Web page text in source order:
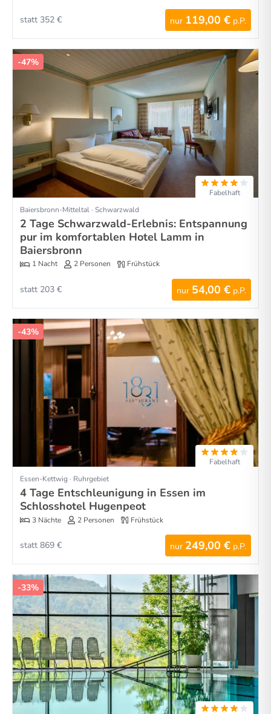
nur 119,00 € p.P.
statt 352 €
-47%
Fabelhaft
Baiersbronn-Mitteltal · Schwarzwald
2 Tage Schwarzwald-Erlebnis: Entspannung
pur im komfortablen Hotel Lamm in
Baiersbronn
1 Nacht 2 Personen Frühstück
nur 54,00 € p.P.
statt 203 €
-43%
Fabelhaft
Essen-Kettwig · Ruhrgebiet
4 Tage Entschleunigung in Essen im
Schlosshotel Hugenpeot
3 Nächte 2 Personen Frühstück
nur 249,00 € p.P.
statt 869 €
-33%